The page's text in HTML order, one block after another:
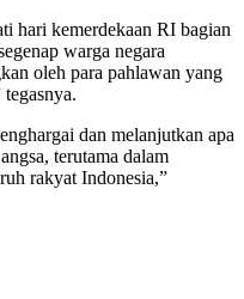
hari kemerdekaan RI bagian
warga negara
oleh para pahlawan yang
dan melanjutkan apa
terutama dalam
rakyat Indonesia,”